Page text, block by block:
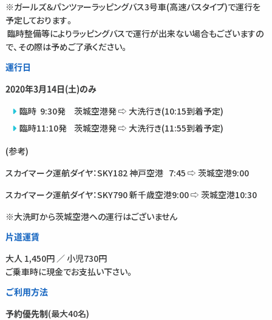
※ガールズ＆パンツァーラッピングバス3号車(高速バスタイプ)で運行を
予定しております。
臨時整備等によりラッピングバスで運行が出来ない場合もございますの
で、その際は予めご了承ください。
運行日
2020年3月14日(土)のみ
臨時 9:30発 茨城空港発 ⇨ 大洗行き(10:15到着予定)
臨時11:10発 茨城空港発 ⇨ 大洗行き(11:55到着予定)
(参考)
スカイマーク運航ダイヤ：SKY182 神戸空港 7:45 ⇨ 茨城空港9:00
スカイマーク運航ダイヤ：SKY790 新千歳空港9:00 ⇨ 茨城空港10:30
※大洗町から茨城空港への運行はございません
片道運賃
大人 1,450円 ／ 小児730円
ご乗車時に現金でお支払い下さい。
ご利用方法
予約優先制 (最大40名)